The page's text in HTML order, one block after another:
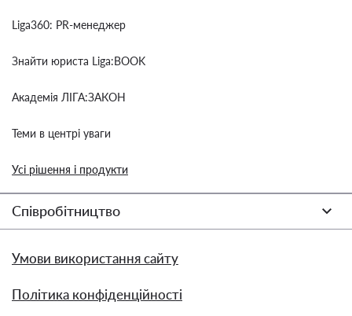
Liga360: PR-менеджер
Знайти юриста Liga:BOOK
Академія ЛІГА:ЗАКОН
Теми в центрі уваги
Усі рішення і продукти
Співробітництво
Умови використання сайту
Політика конфіденційності